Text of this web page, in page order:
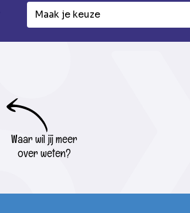
Maak je keuze
Waar wil jij meer
over weten?